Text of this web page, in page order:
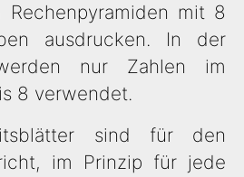
mit 8
ausdrucken. In der
nur Zahlen im
8 verwendet.
sind für den
im Prinzip für jede